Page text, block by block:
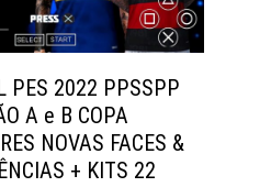
PES 2022 PPSSPP
A e B COPA
NOVAS FACES &
+ KITS 22